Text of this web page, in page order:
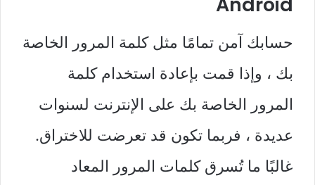
حسابك آمن تمامًا مثل كلمة المرور الخاصة
بك ، وإذا قمت بإعادة استخدام كلمة
المرور الخاصة بك على الإنترنت لسنوات
عديدة ، فربما تكون قد تعرضت للاختراق.
غالبًا ما تُسرق كلمات المرور المعاد